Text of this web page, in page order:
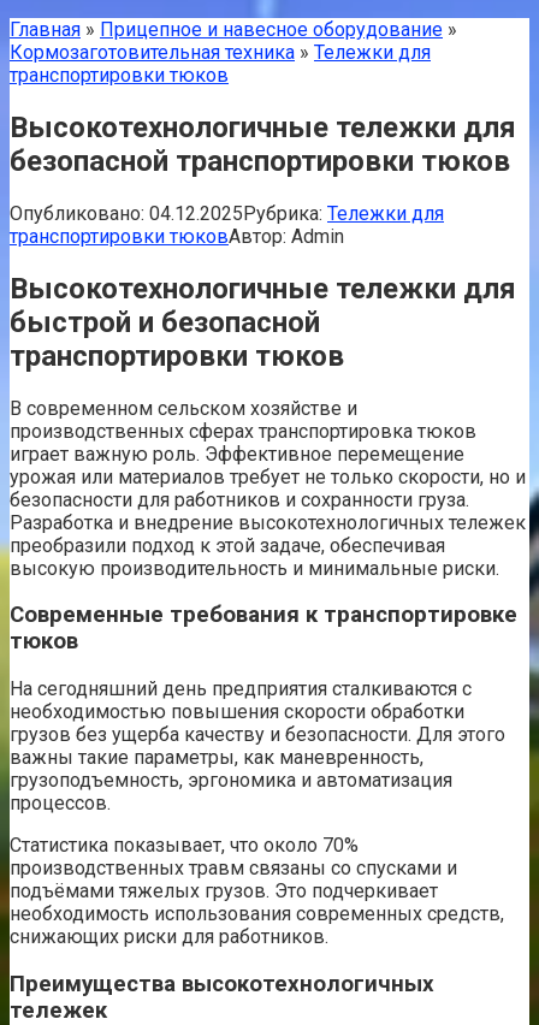
Главная » Прицепное и навесное оборудование »
Кормозаготовительная техника » Тележки для
транспортировки тюков
Высокотехнологичные тележки для
безопасной транспортировки тюков
Опубликовано: 04.12.2025Рубрика: Тележки для
транспортировки тюковАвтор: Admin
Высокотехнологичные тележки для
быстрой и безопасной
транспортировки тюков
В современном сельском хозяйстве и
производственных сферах транспортировка тюков
играет важную роль. Эффективное перемещение
урожая или материалов требует не только скорости, но и
безопасности для работников и сохранности груза.
Разработка и внедрение высокотехнологичных тележек
преобразили подход к этой задаче, обеспечивая
высокую производительность и минимальные риски.
Современные требования к транспортировке
тюков
На сегодняшний день предприятия сталкиваются с
необходимостью повышения скорости обработки
грузов без ущерба качеству и безопасности. Для этого
важны такие параметры, как маневренность,
грузоподъемность, эргономика и автоматизация
процессов.
Статистика показывает, что около 70%
производственных травм связаны со спусками и
подъёмами тяжелых грузов. Это подчеркивает
необходимость использования современных средств,
снижающих риски для работников.
Преимущества высокотехнологичных
тележек